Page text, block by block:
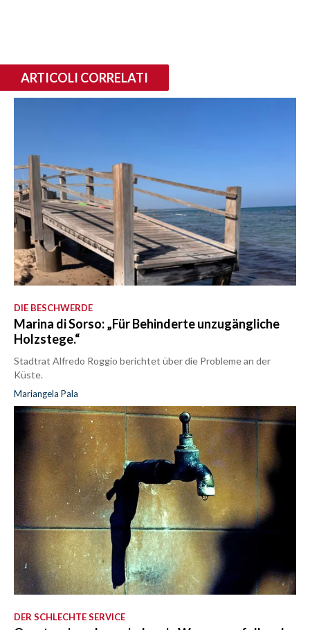
ARTICOLI CORRELATI
DIE BESCHWERDE
Marina di Sorso: „Für Behinderte unzugängliche
Holzstege.“
Stadtrat Alfredo Roggio berichtet über die Probleme an der
Küste.
Mariangela Pala
DER SCHLECHTE SERVICE